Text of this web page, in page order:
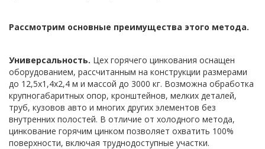
Рассмотрим основные преимущества этого метода.
Универсальность. Цех горячего цинкования оснащен
оборудованием, рассчитанным на конструкции размерами
до 12,5x1,4x2,4 м и массой до 3000 кг. Возможна обработка
крупногабаритных опор, кронштейнов, мелких деталей,
труб, кузовов авто и многих других элементов без
внутренних полостей. В отличие от холодного метода,
цинкование горячим цинком позволяет охватить 100%
поверхности, включая труднодоступные участки.